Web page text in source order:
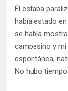
Él estaba
había estado
se había
campesino y
espontánea,
No hubo